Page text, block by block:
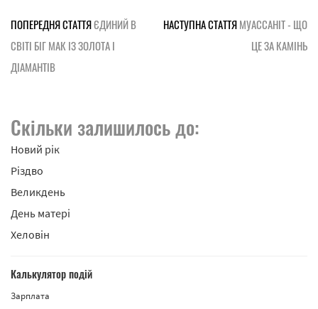
ПОПЕРЕДНЯ СТАТТЯЄДИНИЙ В
СВІТІ БІГ МАК ІЗ ЗОЛОТА І
ДІАМАНТІВ
НАСТУПНА СТАТТЯМУАССАНІТ - ЩО
ЦЕ ЗА КАМІНЬ
Скільки залишилось до:
Новий рік
Різдво
Великдень
День матері
Хеловін
Калькулятор подій
Зарплата